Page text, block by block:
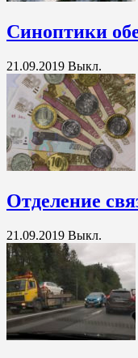
Синоптики
21.09.2019 Выкл.
Отделение
21.09.2019 Выкл.